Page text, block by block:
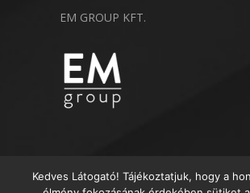
EM GROUP KFT.
Kedves Látogató! Tájékoztatjuk, hogy a